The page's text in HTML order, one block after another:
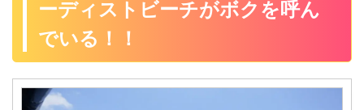
ーディストビーチがボクを呼ん
でいる！！